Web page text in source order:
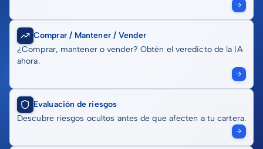
Comprar / Mantener / Vender
¿Comprar, mantener o vender? Obtén el veredicto de la IA
ahora.
Evaluación de riesgos
Descubre riesgos ocultos antes de que afecten a tu cartera.